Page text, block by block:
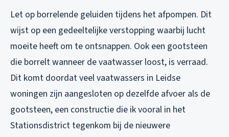
Let op borrelende geluiden tijdens het afpompen. Dit
wijst op een gedeeltelijke verstopping waarbij lucht
moeite heeft om te ontsnappen. Ook een gootsteen
die borrelt wanneer de vaatwasser loost, is verraad.
Dit komt doordat veel vaatwassers in Leidse
woningen zijn aangesloten op dezelfde afvoer als de
gootsteen, een constructie die ik vooral in het
Stationsdistrict tegenkom bij de nieuwere